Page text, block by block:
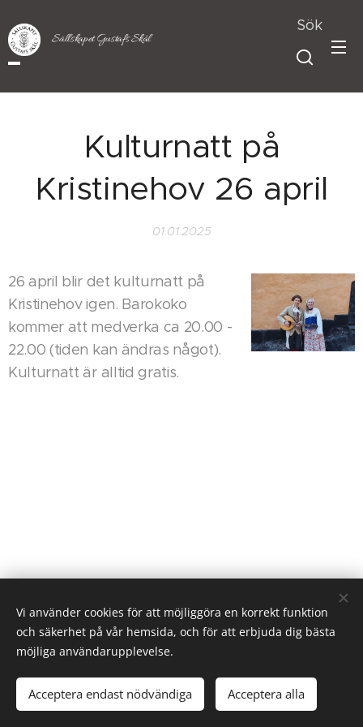
Sällskapet Gustafs Skål
Sök
Kulturnatt på
Kristinehov 26 april
01.01.2025
26 april blir det kulturnatt på
Kristinehov igen. Barokoko
kommer att medverka ca 20.00 -
22.00 (tiden kan ändras något).
Kulturnatt är alltid gratis.
Cookies
Språk
English
Vi använder cookies för att möjliggöra en korrekt funktion
och säkerhet på vår hemsida, och för att erbjuda dig bästa
möjliga användarupplevelse.
Acceptera endast nödvändiga Acceptera alla